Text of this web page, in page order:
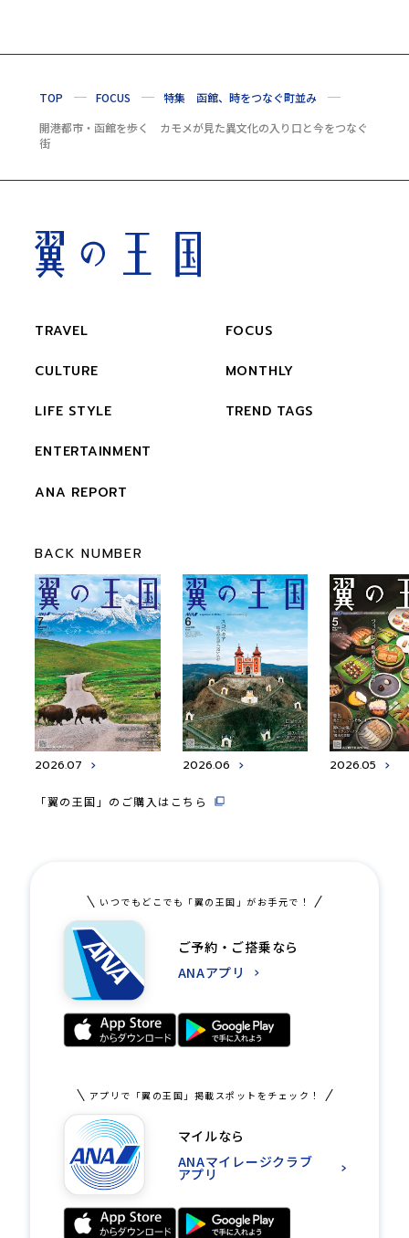
TOP FOCUS
特集 函館、時をつなぐ町並み
開港都市・函館を歩く カモメが見た異文化の入り口と今をつなぐ
街
TRAVEL
CULTURE
LIFE STYLE
ENTERTAINMENT
ANA REPORT
FOCUS
MONTHLY
TREND TAGS
BACK NUMBER
2026.07 2026.06 2026.05
「翼の王国」のご購入はこちら
いつでもどこでも「翼の王国」がお手元で！
ご予約・ご搭乗なら
ANAアプリ
アプリで「翼の王国」掲載スポットをチェック！
マイルなら
ANAマイレージクラブ
アプリ